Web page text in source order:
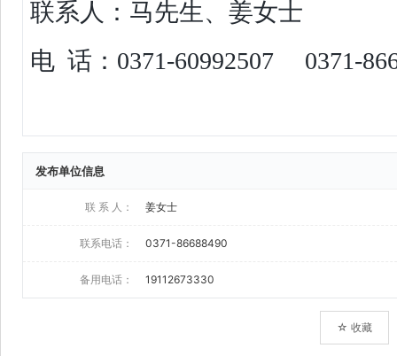
发布单位信息
联 系 人： 姜女士
联系电话： 0371-86688490
备用电话： 19112673330
☆ 收藏